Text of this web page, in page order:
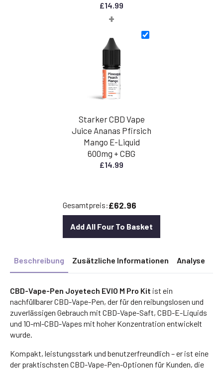
£14.99
+
Starker CBD Vape
Juice Ananas Pfirsich
Mango E-Liquid
600mg + CBG
£14.99
Gesamtpreis:£62.96
Add All Four To Basket
Beschreibung Zusätzliche Informationen Analyse
CBD-Vape-Pen Joyetech EVIO M Pro Kit ist ein
nachfüllbarer CBD-Vape-Pen, der für den reibungslosen und
zuverlässigen Gebrauch mit CBD-Vape-Saft, CBD-E-Liquids
und 10-ml-CBD-Vapes mit hoher Konzentration entwickelt
wurde.
Kompakt, leistungsstark und benutzerfreundlich – er ist eine
der praktischsten CBD-Vape-Pen-Optionen für Kunden, die